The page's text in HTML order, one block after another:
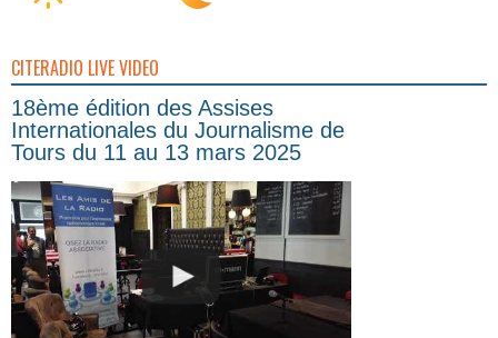
CITERADIO LIVE VIDEO
18ème édition des Assises
Internationales du Journalisme de
Tours du 11 au 13 mars 2025